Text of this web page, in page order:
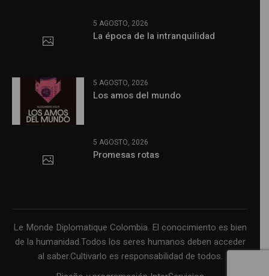
5 AGOSTO, 2026
La época de la intranquilidad
5 AGOSTO, 2026
Los amos del mundo
5 AGOSTO, 2026
Promesas rotas
Le Monde Diplomatique Colombia. El conocimiento es bien
de la humanidad.Todos los seres humanos deben acceder
al saber.Cultivarlo es responsabilidad de todos.